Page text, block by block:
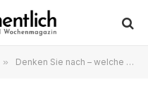
» Denken Sie nach – welche Zahl suchen wir?